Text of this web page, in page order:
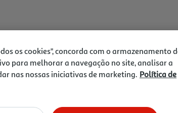
os cookies", concorda com o armazenamento
para melhorar a navegação no site, analisar a
nas nossas iniciativas de marketing. Política de